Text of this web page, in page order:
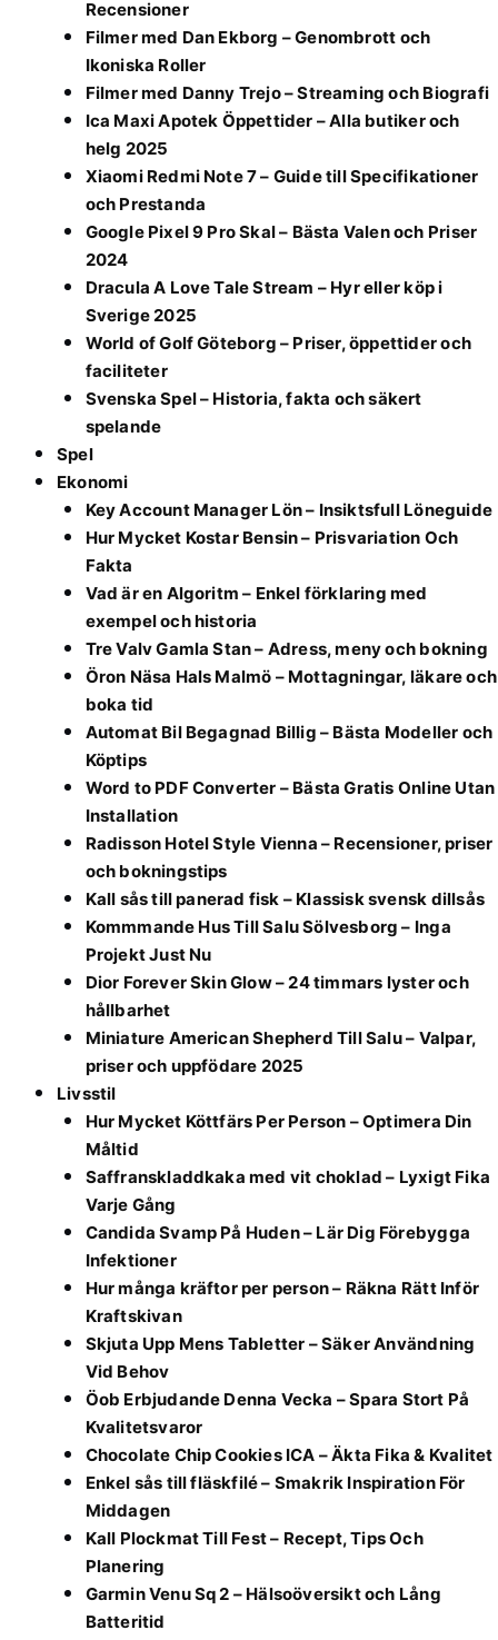
Recensioner
Filmer med Dan Ekborg – Genombrott och
Ikoniska Roller
Filmer med Danny Trejo – Streaming och Biografi
Ica Maxi Apotek Öppettider – Alla butiker och
helg 2025
Xiaomi Redmi Note 7 – Guide till Specifikationer
och Prestanda
Google Pixel 9 Pro Skal – Bästa Valen och Priser
2024
Dracula A Love Tale Stream – Hyr eller köp i
Sverige 2025
World of Golf Göteborg – Priser, öppettider och
faciliteter
Svenska Spel – Historia, fakta och säkert
spelande
Spel
Ekonomi
Key Account Manager Lön – Insiktsfull Löneguide
Hur Mycket Kostar Bensin – Prisvariation Och
Fakta
Vad är en Algoritm – Enkel förklaring med
exempel och historia
Tre Valv Gamla Stan – Adress, meny och bokning
Öron Näsa Hals Malmö – Mottagningar, läkare och
boka tid
Automat Bil Begagnad Billig – Bästa Modeller och
Köptips
Word to PDF Converter – Bästa Gratis Online Utan
Installation
Radisson Hotel Style Vienna – Recensioner, priser
och bokningstips
Kall sås till panerad fisk – Klassisk svensk dillsås
Kommmande Hus Till Salu Sölvesborg – Inga
Projekt Just Nu
Dior Forever Skin Glow – 24 timmars lyster och
hållbarhet
Miniature American Shepherd Till Salu – Valpar,
priser och uppfödare 2025
Livsstil
Hur Mycket Köttfärs Per Person – Optimera Din
Måltid
Saffranskladdkaka med vit choklad – Lyxigt Fika
Varje Gång
Candida Svamp På Huden – Lär Dig Förebygga
Infektioner
Hur många kräftor per person – Räkna Rätt Inför
Kraftskivan
Skjuta Upp Mens Tabletter – Säker Användning
Vid Behov
Öob Erbjudande Denna Vecka – Spara Stort På
Kvalitetsvaror
Chocolate Chip Cookies ICA – Äkta Fika & Kvalitet
Enkel sås till fläskfilé – Smakrik Inspiration För
Middagen
Kall Plockmat Till Fest – Recept, Tips Och
Planering
Garmin Venu Sq 2 – Hälsoöversikt och Lång
Batteritid